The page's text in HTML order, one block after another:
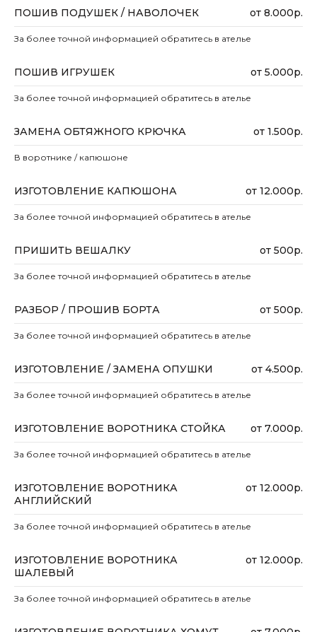
ПОШИВ ПОДУШЕК / НАВОЛОЧЕК от 8.000р.
За более точной информацией обратитесь в ателье
ПОШИВ ИГРУШЕК от 5.000р.
За более точной информацией обратитесь в ателье
ЗАМЕНА ОБТЯЖНОГО КРЮЧКА от 1.500р.
В воротнике / капюшоне
ИЗГОТОВЛЕНИЕ КАПЮШОНА от 12.000р.
За более точной информацией обратитесь в ателье
ПРИШИТЬ ВЕШАЛКУ от 500р.
За более точной информацией обратитесь в ателье
РАЗБОР / ПРОШИВ БОРТА от 500р.
За более точной информацией обратитесь в ателье
ИЗГОТОВЛЕНИЕ / ЗАМЕНА ОПУШКИ от 4.500р.
За более точной информацией обратитесь в ателье
ИЗГОТОВЛЕНИЕ ВОРОТНИКА СТОЙКА от 7.000р.
За более точной информацией обратитесь в ателье
ИЗГОТОВЛЕНИЕ ВОРОТНИКА
АНГЛИЙСКИЙ
от 12.000р.
За более точной информацией обратитесь в ателье
ИЗГОТОВЛЕНИЕ ВОРОТНИКА
ШАЛЕВЫЙ
от 12.000р.
За более точной информацией обратитесь в ателье